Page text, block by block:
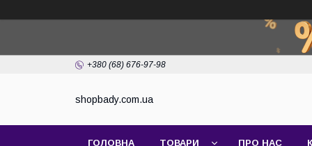
+380 (68) 676-97-98
shopbady.com.ua
ГОЛОВНА ТОВАРИ ПРО НАС